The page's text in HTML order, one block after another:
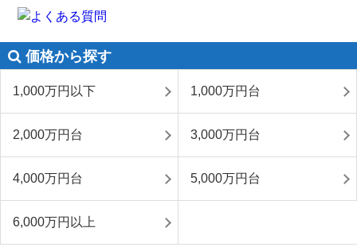
価格から探す
1,000万円以下 1,000万円台
2,000万円台 3,000万円台
4,000万円台 5,000万円台
6,000万円以上